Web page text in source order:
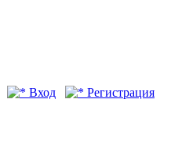
Вход
Регистрация